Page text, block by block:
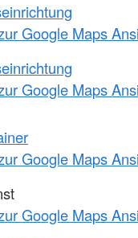
Google Maps
Google Maps
Google Maps
Google Maps